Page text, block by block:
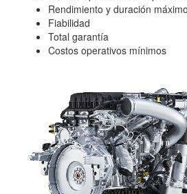
Rendimiento y duración
Fiabilidad
Total garantía
Costos operativos mínimos